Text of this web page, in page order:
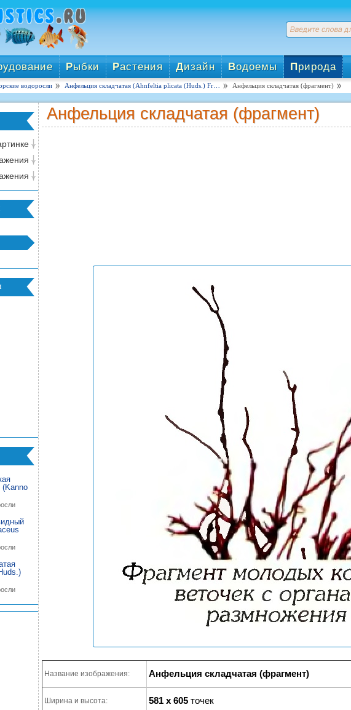
Рыбки Растения Дизайн Водоемы Природа
водоросли Анфельция складчатая (Ahnfeltia plicata (Huds.) Fr… Анфельция складчатая (фрагмент)
Анфельция складчатая (фрагмент)
Название изображения: Анфельция складчатая (фрагмент)
Ширина и высота: 581 x 605 точек